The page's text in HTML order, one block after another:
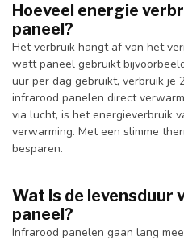
Hoeveel energie
paneel?
Het verbruik hangt af van het
watt paneel gebruikt
uur per dag gebruikt, verbruik je
infrarood panelen direct
via lucht, is het energieverbruik
verwarming. Met een slimme
besparen.
Wat is de levensduur
paneel?
Infrarood panelen gaan lang